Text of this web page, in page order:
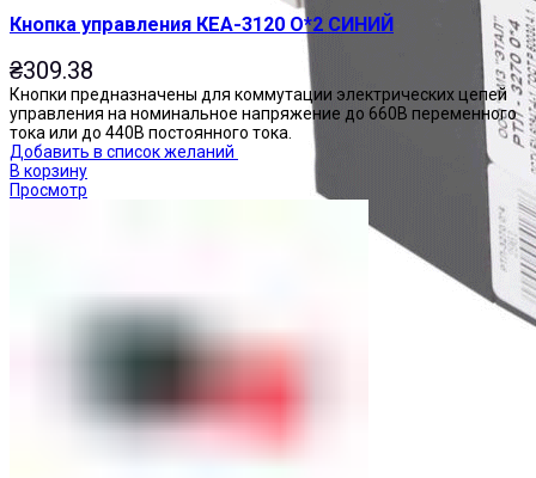
Кнопка управления КЕА-3120 О*2 СИНИЙ
₴309.38
Кнопки предназначены для коммутации электрических цепей
управления на номинальное напряжение до 660В переменного
тока или до 440В постоянного тока.
Добавить в список желаний
В корзину
Просмотр